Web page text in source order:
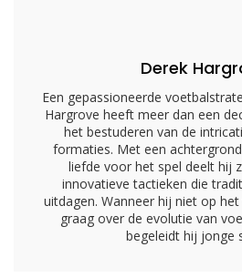
Derek
Een gepassioneerde
Hargrove heeft meer dan een
het bestuderen van de
formaties. Met een
liefde voor het spel deelt hij
innovatieve tactieken die
uitdagen. Wanneer hij niet op
graag over de evolutie van
begeleidt hij jonge